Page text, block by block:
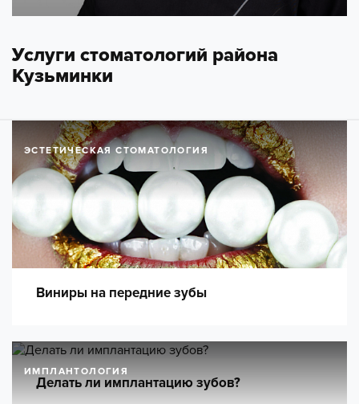
Услуги стоматологий района
Кузьминки
ЭСТЕТИЧЕСКАЯ СТОМАТОЛОГИЯ
Виниры на передние зубы
ИМПЛАНТОЛОГИЯ
Делать ли имплантацию зубов?